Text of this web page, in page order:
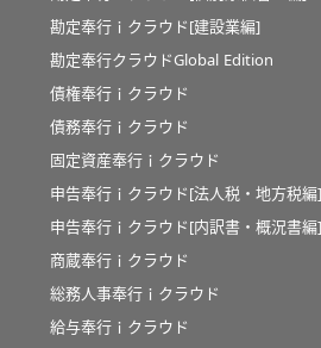
勘定奉行ｉクラウド[建設業編]
勘定奉行クラウドGlobal Edition
債権奉行ｉクラウド
債務奉行ｉクラウド
固定資産奉行ｉクラウド
申告奉行ｉクラウド[法人税・地方税編]
申告奉行ｉクラウド[内訳書・概況書編]
商蔵奉行ｉクラウド
総務人事奉行ｉクラウド
給与奉行ｉクラウド